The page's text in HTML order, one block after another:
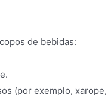
de bebidas:
(por exemplo,